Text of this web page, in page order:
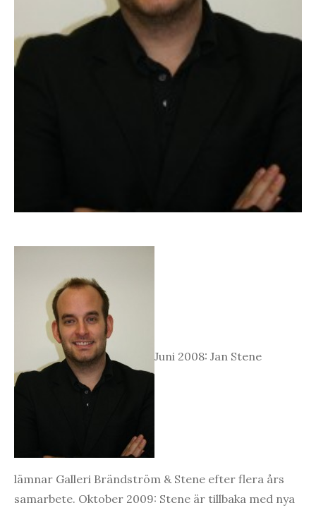
Juni 2008: Jan Stene
lämnar Galleri Brändström & Stene efter flera års
samarbete. Oktober 2009: Stene är tillbaka med nya